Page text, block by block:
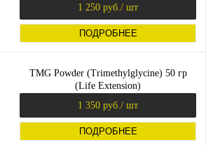
1 250 руб. / шт
ПОДРОБНЕЕ
TMG Powder (Trimethylglycine) 50 гр
(Life Extension)
1 350 руб. / шт
ПОДРОБНЕЕ